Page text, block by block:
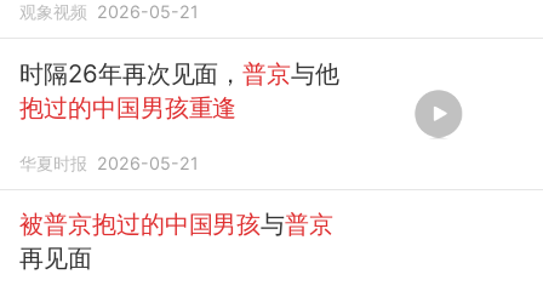
带了醴陵陶瓷，总统回赠了皇
家茶具
观象视频 2026-05-21
时隔26年再次见面，普京与他
抱过的中国男孩重逢
华夏时报 2026-05-21
被普京抱过的中国男孩与普京
再见面